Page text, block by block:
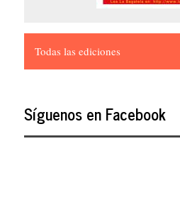
Todas las ediciones
Síguenos en Facebook